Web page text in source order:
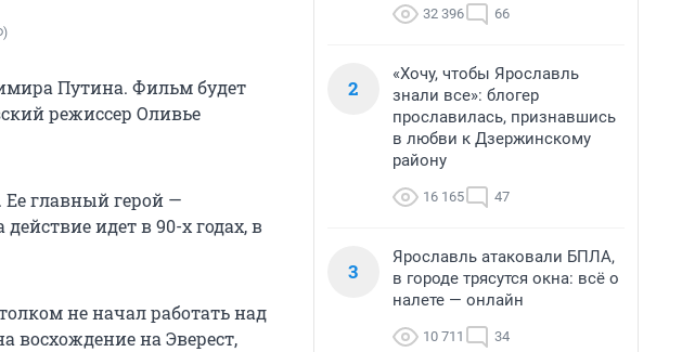
Путина. Фильм будет
режиссер Оливье
главный герой —
идет в 90-х годах, в
не начал работать над
восхождение на Эверест,
32 396 66
2
«Хочу, чтобы Ярославль
знали все»: блогер
прославилась, признавшись
в любви к Дзержинскому
району
16 165 47
3
Ярославль атаковали БПЛА,
в городе трясутся окна: всё о
налете — онлайн
10 711 34